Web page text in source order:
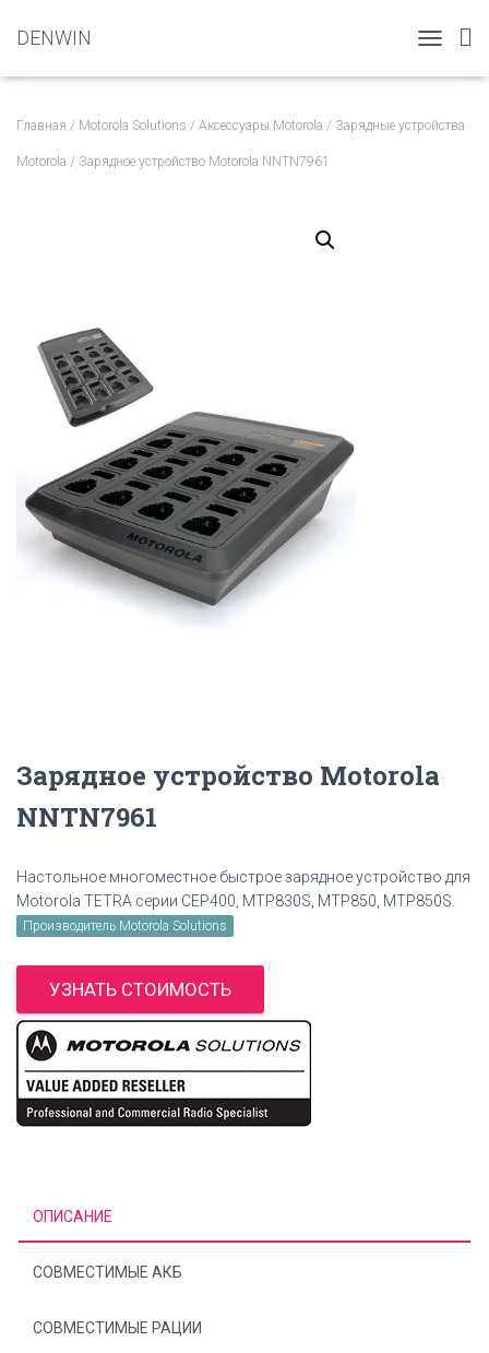
DENWIN
O
G
Главная / Motorola Solutions / Аксессуары Motorola / Зарядные устройства
Motorola / Зарядное устройство Motorola NNTN7961
Зарядное устройство Motorola
NNTN7961
Настольное многоместное быстрое зарядное устройство для
Motorola TETRA серии CEP400, MTP830S, MTP850, MTP850S.
Производитель Motorola Solutions
УЗНАТЬ СТОИМОСТЬ
ОПИСАНИЕ
СОВМЕСТИМЫЕ АКБ
СОВМЕСТИМЫЕ РАЦИИ